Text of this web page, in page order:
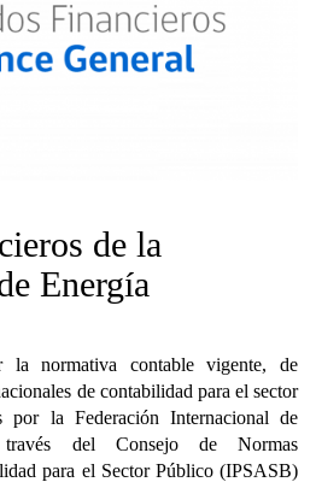
de la
Energía
la normativa contable vigente, de
de contabilidad para el sector
por la Federación Internacional de
del Consejo de Normas
para el Sector Público (IPSASB)